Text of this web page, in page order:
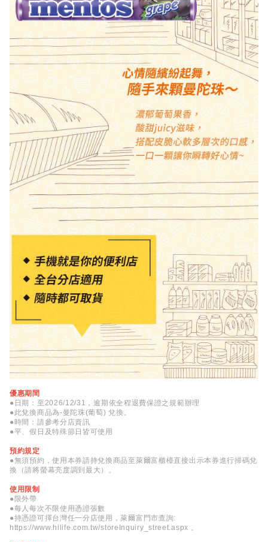
優惠期間
●日期：至2026/12/31，逾期依全程退費保證之規範辦理
●此兌換商品為-曼陀珠(葡萄) 兌換。
●時間：請參考分店資訊
●平、假日及特殊節日皆可使用
預約規定
●無須預約，使用本券請持兌換商品至萊爾富櫃檯直接出示本券進行掃碼兌
換（請將螢幕亮度調到最大）。
使用限制
●限外帶
●每人每次不限使用憑證張數
●持憑證可擇台灣任一分店使用，萊爾富門市查詢:
https://www.hilife.com.tw/storeInquiry_street.aspx 。